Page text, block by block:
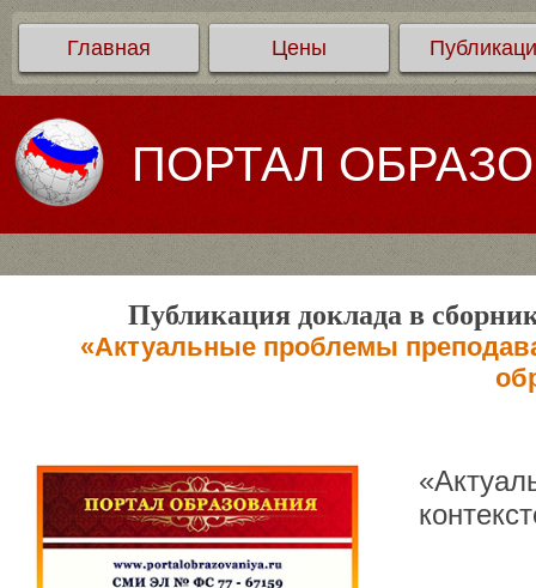
Главная Цены
ПОРТАЛ
Публикация доклада в
«Актуальные проблемы